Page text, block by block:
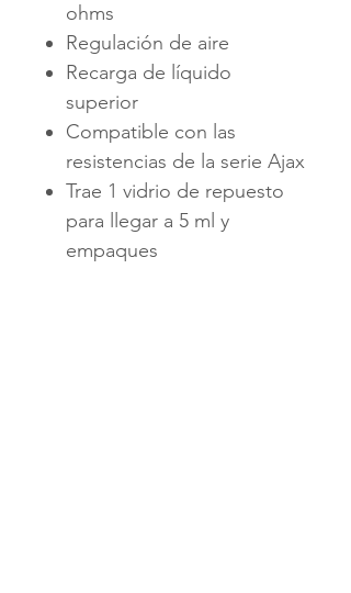
ohms
Regulación de aire
Recarga de líquido
superior
Compatible con las
resistencias de la serie Ajax
Trae 1 vidrio de repuesto
para llegar a 5 ml y
empaques